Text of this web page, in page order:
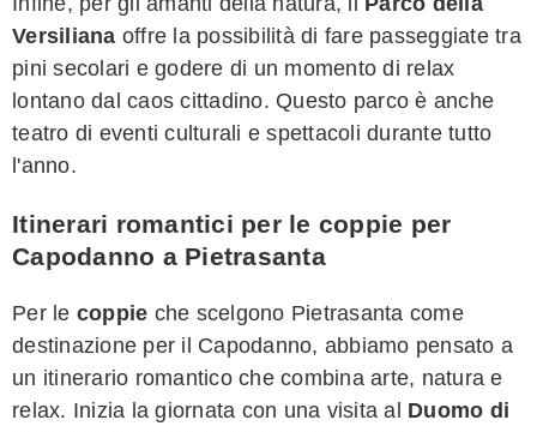
Versiliana offre la possibilità di fare passeggiate tra
pini secolari e godere di un momento di relax
lontano dal caos cittadino. Questo parco è anche
teatro di eventi culturali e spettacoli durante tutto
l'anno.
Itinerari romantici per le coppie per
Capodanno a Pietrasanta
Per le coppie che scelgono Pietrasanta come
destinazione per il Capodanno, abbiamo pensato a
un itinerario romantico che combina arte, natura e
relax. Inizia la giornata con una visita al Duomo di